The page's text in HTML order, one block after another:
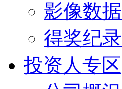
影像数据
得奖纪录
投资人专区